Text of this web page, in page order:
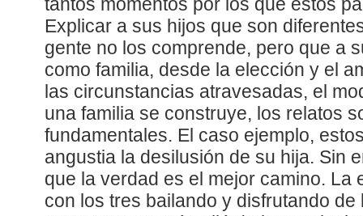
tantos momentos por los que estos
Explicar a sus hijos que son
gente no los comprende, pero que a
como familia, desde la elección y el
las circunstancias atravesadas, el
una familia se construye, los relatos
fundamentales. El caso ejemplo,
angustia la desilusión de su hija. Sin
que la verdad es el mejor camino. La
con los tres bailando y disfrutando de